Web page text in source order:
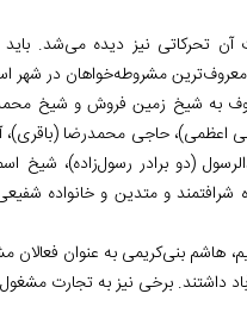
آن تحرکاتی نیز دیده می‌شد.
مشروطه‌خواهان در شهر
به شیخ زمین فروش و شیخ محمد
اعظمی)، حاجی محمدرضا
(دو برادر رسول‌زاده)، شیخ
و متدین و خانواده
بنی‌کریمی به عنوان فعالان
داشتند. برخی نیز به تجارت